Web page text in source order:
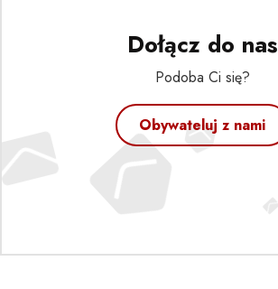
Dołącz do nas
Podoba Ci się?
Obywateluj z nami